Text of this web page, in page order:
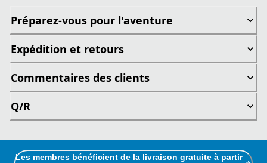
Préparez-vous pour l'aventure
Expédition et retours
Commentaires des clients
Q/R
Les membres bénéficient de la livraison gratuite à partir